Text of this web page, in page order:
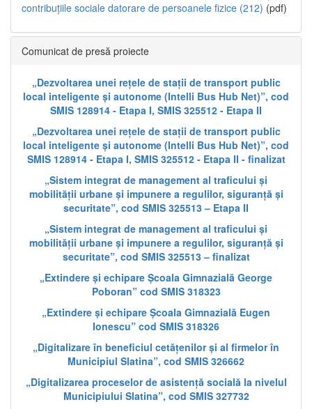
contribuțiile sociale datorare de persoanele fizice (212) (pdf)
Comunicat de presă proiecte
„Dezvoltarea unei rețele de stații de transport public
local inteligente și autonome (Intelli Bus Hub Net)”, cod
SMIS 128914 - Etapa I, SMIS 325512 - Etapa II
„Dezvoltarea unei rețele de stații de transport public
local inteligente și autonome (Intelli Bus Hub Net)”, cod
SMIS 128914 - Etapa I, SMIS 325512 - Etapa II - finalizat
„Sistem integrat de management al traficului și
mobilității urbane și impunere a regulilor, siguranță și
securitate”, cod SMIS 325513 – Etapa II
„Sistem integrat de management al traficului și
mobilității urbane și impunere a regulilor, siguranță și
securitate”, cod SMIS 325513 – finalizat
„Extindere și echipare Școala Gimnazială George
Poboran” cod SMIS 318323
„Extindere și echipare Școala Gimnazială Eugen
Ionescu” cod SMIS 318326
„Digitalizare în beneficiul cetățenilor și al firmelor în
Municipiul Slatina”, cod SMIS 326662
„Digitalizarea proceselor de asistență socială la nivelul
Municipiului Slatina”, cod SMIS 327732